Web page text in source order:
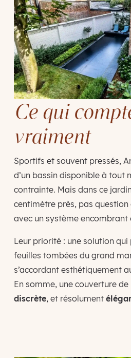
Ce qui
vraiment
Sportifs et souvent pressés,
d’un bassin disponible à tout
contrainte. Mais dans ce
centimètre près, pas question
avec un système encombrant
Leur priorité : une solution qui
feuilles tombées du grand
s’accordant esthétiquement
En somme, une couverture de
discrète, et résolument